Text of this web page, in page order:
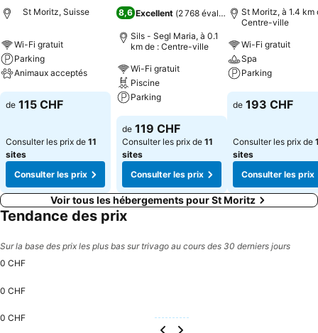
St Moritz, Suisse
Wi-Fi gratuit
Parking
Animaux acceptés
Consulter les prix
de 115 CHF
Consulter les prix de 11
sites
Consulter les prix
8,6 Excellent (2 768 évaluations)
Sils - Segl Maria, à 0.1
km de : Centre-ville
Wi-Fi gratuit
Piscine
Parking
Consulter les prix
de 119 CHF
Consulter les prix de 11
sites
Consulter les prix
St Moritz, à 1.4 km
Centre-ville
Wi-Fi gratuit
Spa
Parking
Consulter les
de 193 CHF
Consulter les prix de
sites
Consulter les prix
Voir tous les hébergements pour St Moritz
Tendance des prix
Sur la base des prix les plus bas sur trivago au cours des 30 derniers jours
0 CHF
0 CHF
0 CHF